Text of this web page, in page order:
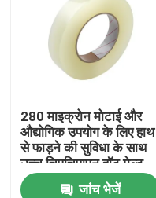
280 माइक्रोन मोटाई और
औद्योगिक उपयोग के लिए हाथ
से फाड़ने की सुविधा के साथ
उच्च चिपचिपापन हॉट मेल्ट
चिपकने वाला टेप
जांच भेजें